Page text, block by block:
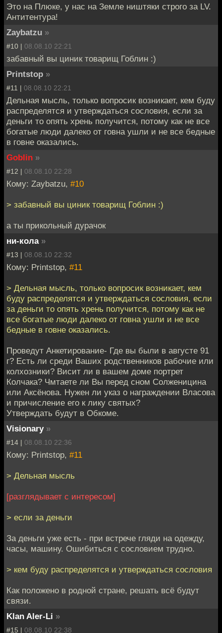
Это на Плюке, у нас на Земле ништяки строго за LV.
Антитентура!
Zaybatzu »
#10 | 08.08.10 22:21
забавный вы циник товарищ Гоблин :)
Printstop »
#11 | 08.08.10 22:21
Дельная мысль, только вопросик возникает, кем буду
распределятся и утверждаться сословия, если за
деньги то опять хрень получится, потому как не все
богатые люди далеко от говна ушли и не все бедные
в говне оказались.
Goblin »
#12 | 08.08.10 22:28
Кому: Zaybatzu, #10
> забавный вы циник товарищ Гоблин :)
а ты прикольный дурачок
ни-кола »
#13 | 08.08.10 22:32
Кому: Printstop, #11
> Дельная мысль, только вопросик возникает, кем
буду распределятся и утверждаться сословия, если
за деньги то опять хрень получится, потому как не
все богатые люди далеко от говна ушли и не все
бедные в говне оказались.
Проведут Анкетирование- Где вы были в августе 91
г? Есть ли среди Ваших родственников рабочие или
колхозники? Висит ли в вашем доме портрет
Колчака? Чмтаете ли Вы перед сном Солженицина
или Аксёнова. Нужен ли указ о награждении Власова
и причисление его к лику святых?
Утверждать будут в Обкоме.
Visionary »
#14 | 08.08.10 22:36
Кому: Printstop, #11
> Дельная мысль
[разглядывает с интересом]
> если за деньги
За деньги уже есть - при встрече гляди на одежду,
часы, машину. Ошибиться с сословием трудно.
> кем буду распределятся и утверждаться сословия
Как положено в родной стране, решать всё будут
связи.
Klan Aler-Li »
#15 | 08.08.10 22:38